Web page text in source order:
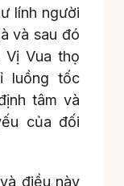
lính người
và sau đó
Vua thọ
luồng tốc
tâm và
của đối
điều này